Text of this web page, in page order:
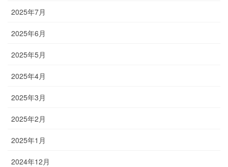
2025年7月
2025年6月
2025年5月
2025年4月
2025年3月
2025年2月
2025年1月
2024年12月